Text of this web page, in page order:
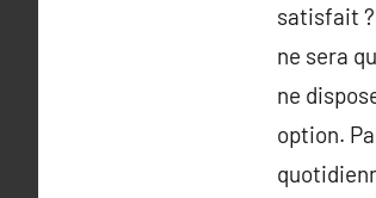
satisfait ?
ne sera
ne
option.